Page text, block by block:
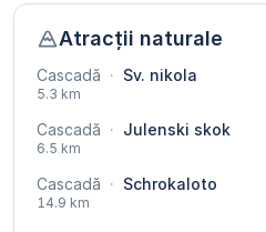
Atracții naturale
Cascadă · Sv. nikola
5.3 km
Cascadă · Julenski skok
6.5 km
Cascadă · Schrokaloto
14.9 km